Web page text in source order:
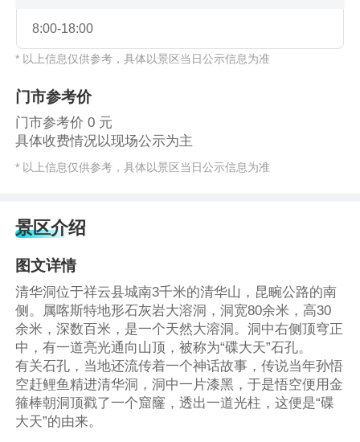
8:00-18:00
* 以上信息仅供参考，具体以景区当日公示信息为准
门市参考价
门市参考价 0 元
具体收费情况以现场公示为主
* 以上信息仅供参考，具体以景区当日公示信息为准
景区介绍
图文详情
清华洞位于祥云县城南3千米的清华山，昆畹公路的南
侧。属喀斯特地形石灰岩大溶洞，洞宽80余米，高30
余米，深数百米，是一个天然大溶洞。洞中右侧顶穹正
中，有一道亮光通向山顶，被称为“碟大天”石孔。
有关石孔，当地还流传着一个神话故事，传说当年孙悟
空赶鲤鱼精进清华洞，洞中一片漆黑，于是悟空便用金
箍棒朝洞顶戳了一个窟窿，透出一道光柱，这便是“碟
大天”的由来。